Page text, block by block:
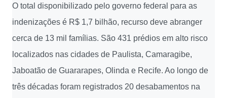
O total disponibilizado pelo governo federal para as
indenizações é R$ 1,7 bilhão, recurso deve abranger
cerca de 13 mil famílias. São 431 prédios em alto risco
localizados nas cidades de Paulista, Camaragibe,
Jaboatão de Guararapes, Olinda e Recife. Ao longo de
três décadas foram registrados 20 desabamentos na